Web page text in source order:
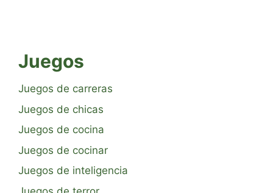
Juegos
Juegos de carreras
Juegos de chicas
Juegos de cocina
Juegos de cocinar
Juegos de inteligencia